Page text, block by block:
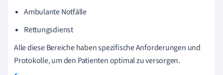
Ambulante Notfälle
Rettungsdienst
Alle diese Bereiche haben spezifische Anforderungen und
Protokolle, um den Patienten optimal zu versorgen.